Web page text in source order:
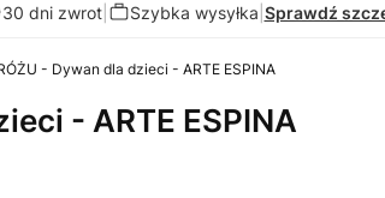
30 dni zwrot| Szybka wysyłka Sprawdź
- Dywan dla dzieci - ARTE ESPINA
- ARTE ESPINA